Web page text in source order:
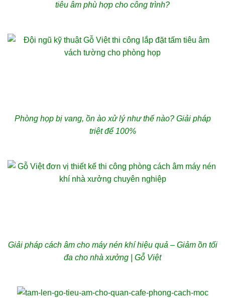
tiêu âm phù hợp cho công trình?
Phòng họp bị vang, ồn ào xử lý như thế nào? Giải pháp
triệt để 100%
Giải pháp cách âm cho máy nén khí hiệu quả – Giảm ồn tối
đa cho nhà xưởng | Gỗ Việt